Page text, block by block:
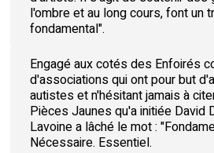
l'ombre et au long cours, font un
fondamental".
Engagé aux cotés des Enfoirés
d'associations qui ont pour but
autistes et n'hésitant jamais à
Pièces Jaunes qu'a initiée David
Lavoine a lâché le mot :
Nécessaire. Essentiel.